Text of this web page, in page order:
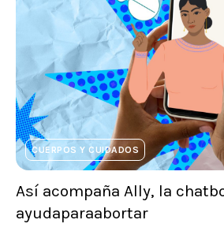
CUERPOS Y CUIDADOS
Así acompaña Ally, la
ayudaparaabortar